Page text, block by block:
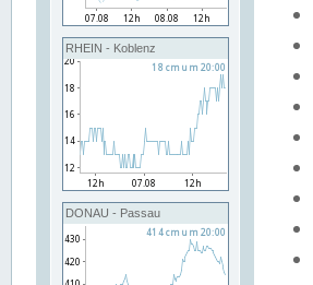
RHEIN - Koblenz
DONAU - Passau